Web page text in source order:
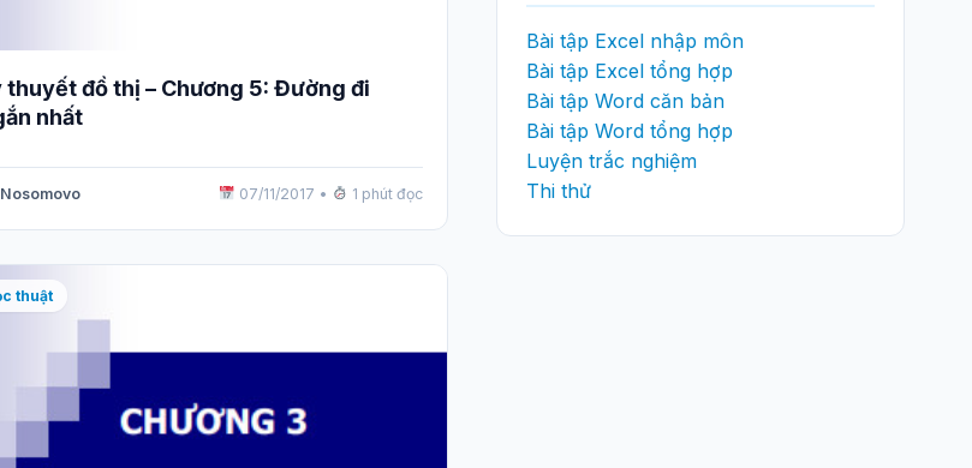
thuyết đồ thị – Chương 5: Đường đi
nhất
07/11/2017 • 1 phút đọc
thuật
Bài tập Excel nhập môn
Bài tập Excel tổng hợp
Bài tập Word căn bản
Bài tập Word tổng hợp
Luyện trắc nghiệm
Thi thử